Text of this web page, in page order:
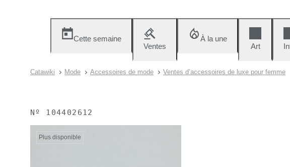
Cette semaine
Ventes
À la une
Art
Catawiki Mode Accessoires de mode Ventes d’accessoires de luxe pour femme
Nº 104402612
Plus disponible